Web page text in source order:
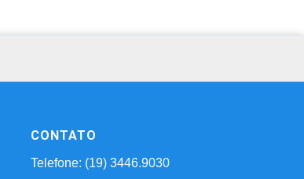
CONTATO
Telefone: (19) 3446.9030